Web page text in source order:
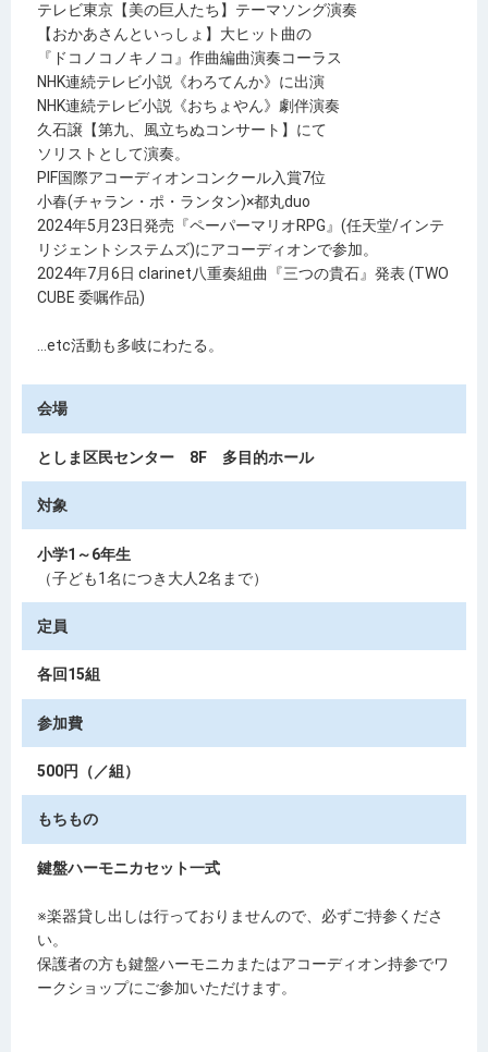
テレビ東京【美の巨人たち】テーマソング演奏
【おかあさんといっしょ】大ヒット曲の
『ドコノコノキノコ』作曲編曲演奏コーラス
NHK連続テレビ小説《わろてんか》に出演
NHK連続テレビ小説《おちょやん》劇伴演奏
久石譲【第九、風立ちぬコンサート】にて
ソリストとして演奏。
PIF国際アコーディオンコンクール入賞7位
小春(チャラン・ポ・ランタン)×都丸duo
2024年5月23日発売『ペーパーマリオRPG』(任天堂/インテ
リジェントシステムズ)にアコーディオンで参加。
2024年7月6日 clarinet八重奏組曲『三つの貴石』発表 (TWO
CUBE 委嘱作品)
…etc活動も多岐にわたる。
会場
としま区民センター 8F 多目的ホール
対象
小学1～6年生
（子ども1名につき大人2名まで）
定員
各回15組
参加費
500円（／組）
もちもの
鍵盤ハーモニカセット一式
※楽器貸し出しは行っておりませんので、必ずご持参くださ
い。
保護者の方も鍵盤ハーモニカまたはアコーディオン持参でワ
ークショップにご参加いただけます。